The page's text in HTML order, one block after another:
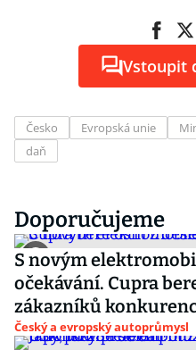
Vstoupit
Česko Evropská unie
daň
Doporučujeme
S novým
očekávání. Cupra
zákazníků
Český a evropský autoprůmysl